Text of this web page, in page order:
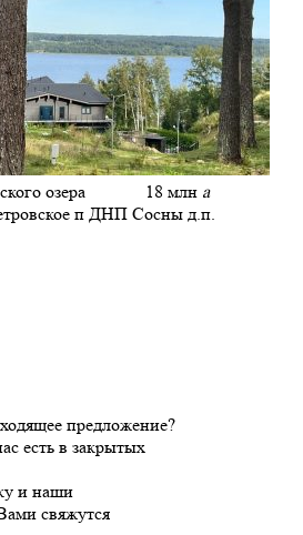
озера 18 млн a
п ДНП Сосны д.п.
предложение?
есть в закрытых
и наши
свяжутся